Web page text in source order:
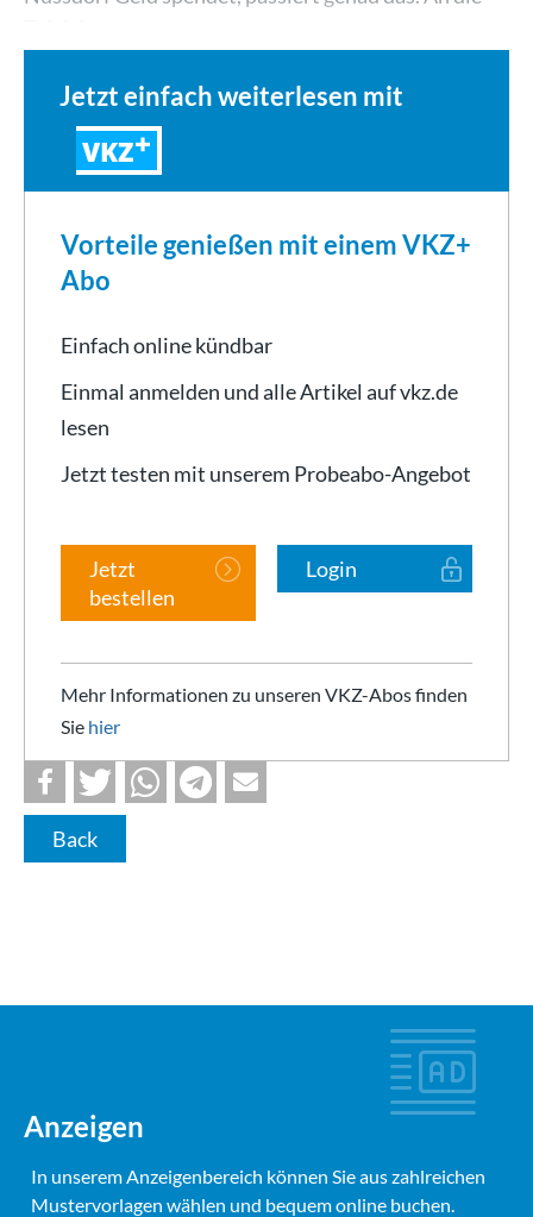
Jetzt einfach weiterlesen mit
VKZ
Vorteile genießen mit einem VKZ+
Abo
Einfach online kündbar
Einmal anmelden und alle Artikel auf vkz.de
lesen
Jetzt testen mit unserem Probeabo-Angebot
Jetzt
bestellen
Login
Mehr Informationen zu unseren VKZ-Abos finden
Sie hier
Back
Anzeigen
In unserem Anzeigenbereich können Sie aus zahlreichen
Mustervorlagen wählen und bequem online buchen.